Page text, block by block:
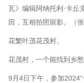
瓦》编辑阿纳托利·卡丘
田，互相拍照留影。（张
花繁叶茂花茂村。
花茂村，一个能找到乡愁
9月4日下午，参加